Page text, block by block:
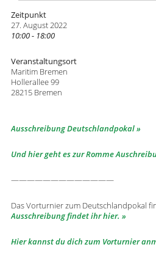
Zeitpunkt
27. August 2022
10:00 - 18:00
Veranstaltungsort
Maritim Bremen
Hollerallee 99
28215 Bremen
Ausschreibung Deutschlandpokal
Und hier geht es zur Romme
—————————————
Das Vorturnier zum Deutschlandpokal
Ausschreibung findet ihr hier.
Hier kannst du dich zum Vorturnier